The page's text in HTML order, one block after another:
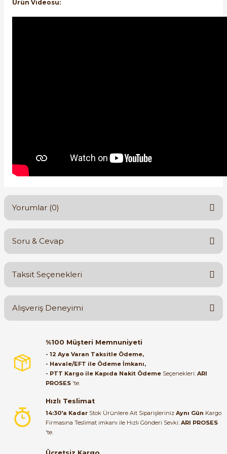
Ürün Videosu:
Yorumlar (0)
Bu ürüne ilk yorumu siz yapın!
Soru & Cevap
Ürün hakkında henüz soru sorulmamış.
Taksit Seçenekleri
Alışveriş Deneyimi
Orijinal kutusuyla ertesi gün
ulaştı elimize. Teşekkürler.
B... A... | 27/06/2026
bundan mehmet bey ilgi ve
alakası için teşekkür ederim
muhammed demirci |
%100 Müşteri Memnuniyeti
- 12 Aya Varan Taksitle Ödeme,
- Havale/EFT ile Ödeme İmkanı,
- PTT Kargo ile Kapıda Nakit Ödeme Seçenekleri: ARI
PROSES 'te.
Hızlı Teslimat
14:30'a Kadar Stok Ürünlere Ait Siparişleriniz Aynı Gün Kargo
Firmasına Teslimat imkanı ile Hızlı Gönderi Sevki: ARI PROSES
'te.